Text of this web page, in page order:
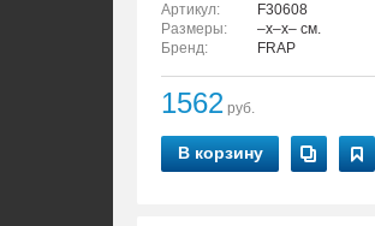
Артикул:
F30608
Размеры:
–x–x– см.
Бренд:
FRAP
1562 руб.
В корзину